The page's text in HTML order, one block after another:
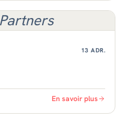
13 ADR.
En savoir plus